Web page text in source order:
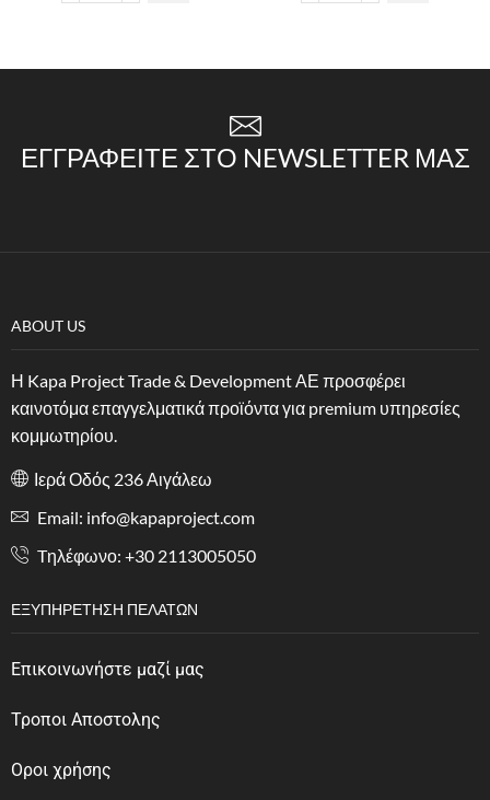
ΕΓΓΡΑΦΕΊΤΕ ΣΤΟ NEWSLETTER ΜΑΣ
ABOUT US
Η Kapa Project Trade & Development ΑΕ προσφέρει
καινοτόμα επαγγελματικά προϊόντα για premium υπηρεσίες
κομμωτηρίου.
Ιερά Οδός 236 Αιγάλεω
Email: info@kapaproject.com
Tηλέφωνο: +30 2113005050
ΕΞΥΠΗΡΈΤΗΣΗ ΠΕΛΑΤΏΝ
Επικοινωνήστε μαζί μας
Τροποι Αποστολης
Οροι χρήσης